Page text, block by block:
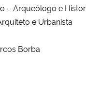
– Arqueólogo e
e Urbanista
Borba